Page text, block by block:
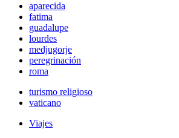
aparecida
fatima
guadalupe
lourdes
medjugorje
peregrinación
roma
turismo religioso
vaticano
Viajes